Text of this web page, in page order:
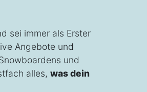
sei immer als Erster
Angebote und
und
alles, was dein